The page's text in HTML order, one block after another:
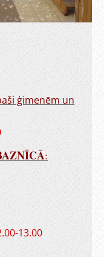
ģimenēm un
:
13.00